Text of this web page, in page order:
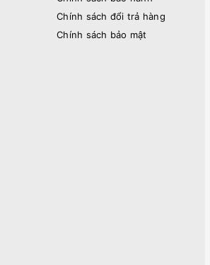
Chính sách đổi trả hàng
Chính sách bảo mật